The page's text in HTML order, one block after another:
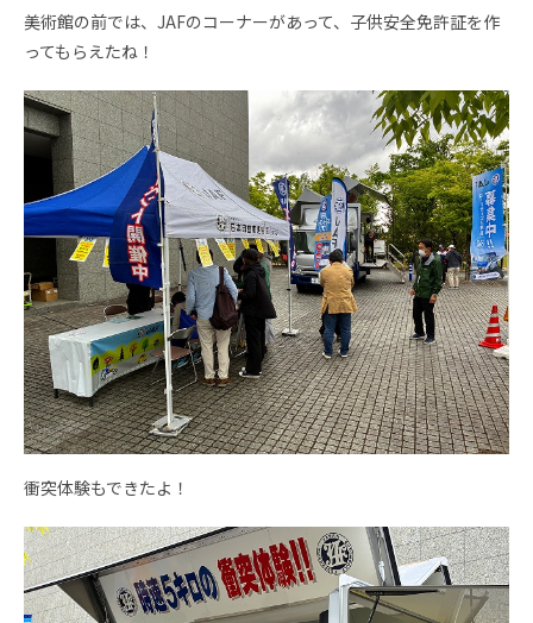
美術館の前では、JAFのコーナーがあって、子供安全免許証を作
ってもらえたね！
衝突体験もできたよ！